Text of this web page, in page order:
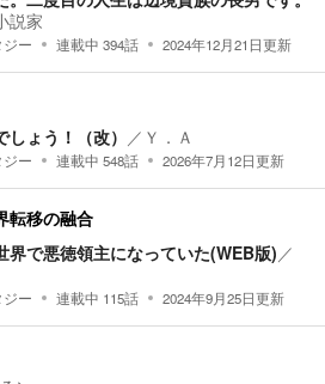
説家
ー 連載中 394話 2024年12月21日更新
ょう！（改） ／ Ｙ．Ａ
ー 連載中 548話 2026年7月12日更新
転移の融合
界で悪徳領主になっていた(WEB版)／
ー 連載中 115話 2024年9月25日更新